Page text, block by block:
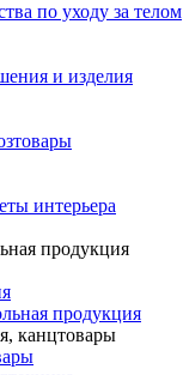
по уходу за телом
и изделия
интерьера
продукция
продукция
канцтовары